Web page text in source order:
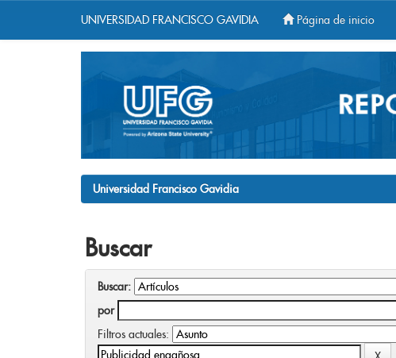
UNIVERSIDAD FRANCISCO GAVIDIA Página de inicio
Universidad Francisco Gavidia
Buscar
Buscar:
por
Filtros actuales: